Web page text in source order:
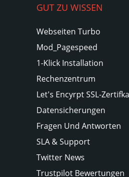
GUT ZU WISSEN
Webseiten Turbo
Mod_Pagespeed
1-Klick Installation
Rechenzentrum
Let's Encyrpt SSL-
Datensicherungen
Fragen Und Antworten
SLA & Support
Twitter News
Trustpilot Bewertungen